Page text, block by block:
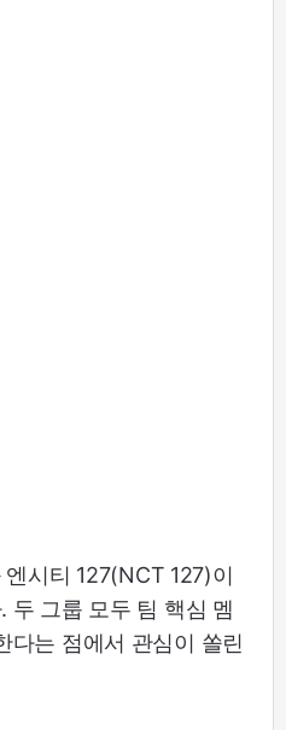
시티 127(NCT 127)이
두 그룹 모두 팀 핵심 멤
다는 점에서 관심이 쏠린